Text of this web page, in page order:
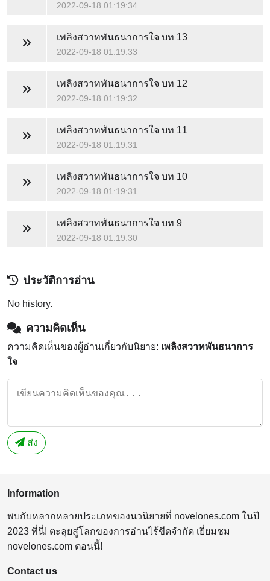
2022-09-18 01:19:34
เพลิงสวาทพันธนาการใจ บท 13
2022-09-18 01:19:33
เพลิงสวาทพันธนาการใจ บท 12
2022-09-18 01:19:32
เพลิงสวาทพันธนาการใจ บท 11
2022-09-18 01:19:31
เพลิงสวาทพันธนาการใจ บท 10
2022-09-18 01:19:31
เพลิงสวาทพันธนาการใจ บท 9
2022-09-18 01:19:30
ประวัติการอ่าน
No history.
ความคิดเห็น
ความคิดเห็นของผู้อ่านเกี่ยวกับนิยาย: เพลิงสวาทพันธนาการ
ใจ
ส่ง
Information
พบกับหลากหลายประเภทของนวนิยายที่ novelones.com ในปี
2023 ที่นี่! ตะลุยสู่โลกของการอ่านไร้ขีดจำกัด เยี่ยมชม
novelones.com ตอนนี้!
Contact us